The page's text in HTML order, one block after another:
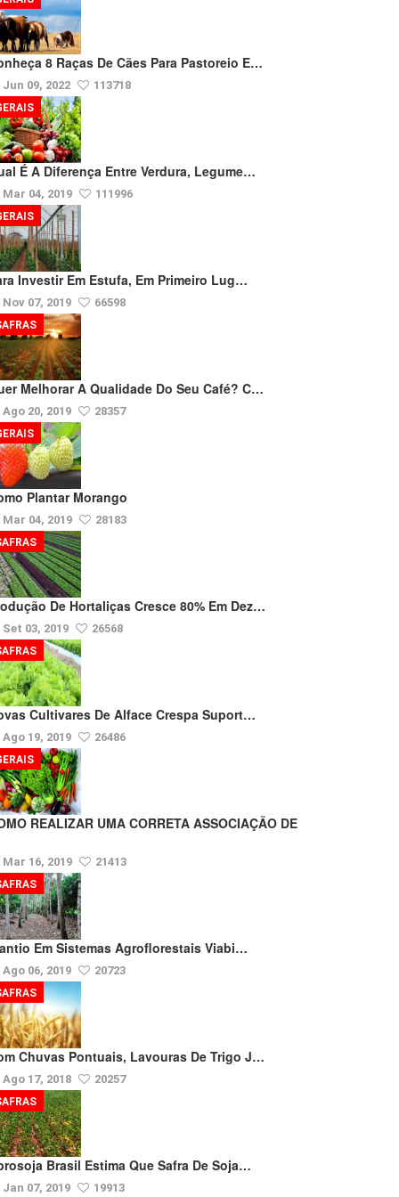
8 Raças De Cães Para Pastoreio E…
Jun 09, 2022 113718
É A Diferença Entre Verdura, Legume…
Mar 04, 2019 111996
Investir Em Estufa, Em Primeiro Lug…
Nov 07, 2019 66598
Melhorar A Qualidade Do Seu Café? C…
Ago 20, 2019 28357
Plantar Morango
Mar 04, 2019 28183
De Hortaliças Cresce 80% Em Dez…
Set 03, 2019 26568
Cultivares De Alface Crespa Suport…
Ago 19, 2019 26486
REALIZAR UMA CORRETA ASSOCIAÇÃO DE
Mar 16, 2019 21413
Em Sistemas Agroflorestais Viabi…
Ago 06, 2019 20723
Chuvas Pontuais, Lavouras De Trigo J…
Ago 17, 2018 20257
Brasil Estima Que Safra De Soja…
Jan 07, 2019 19913